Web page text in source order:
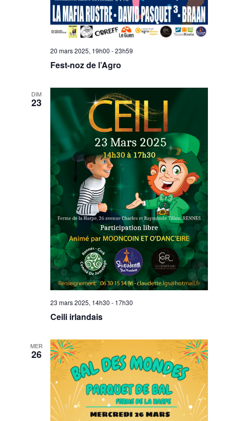
20 mars 2025, 19h00 -23h59
Fest-noz de l’Agro
DIM
23
23 mars 2025, 14h30 - 17h30
Ceili irlandais
MER
26